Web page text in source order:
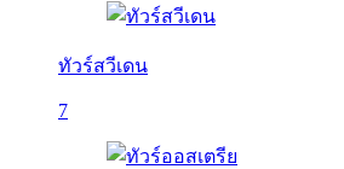
ทัวร์สวีเดน
7